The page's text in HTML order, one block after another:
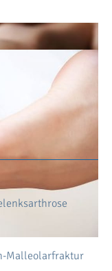
Malleolarfraktur